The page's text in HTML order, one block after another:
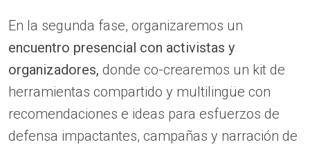
En la segunda fase, organizaremos un
encuentro presencial con activistas y
organizadores, donde co-crearemos un kit de
herramientas compartido y multilingüe con
recomendaciones e ideas para esfuerzos de
defensa impactantes, campañas y narración de